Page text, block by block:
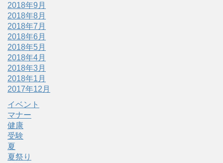
2018年9月
2018年8月
2018年7月
2018年6月
2018年5月
2018年4月
2018年3月
2018年1月
2017年12月
イベント
マナー
健康
受験
夏
夏祭り